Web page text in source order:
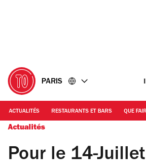
PARIS
ACTUALITÉS RESTAURANTS ET BARS QUE
Actualités
Pour le 14-